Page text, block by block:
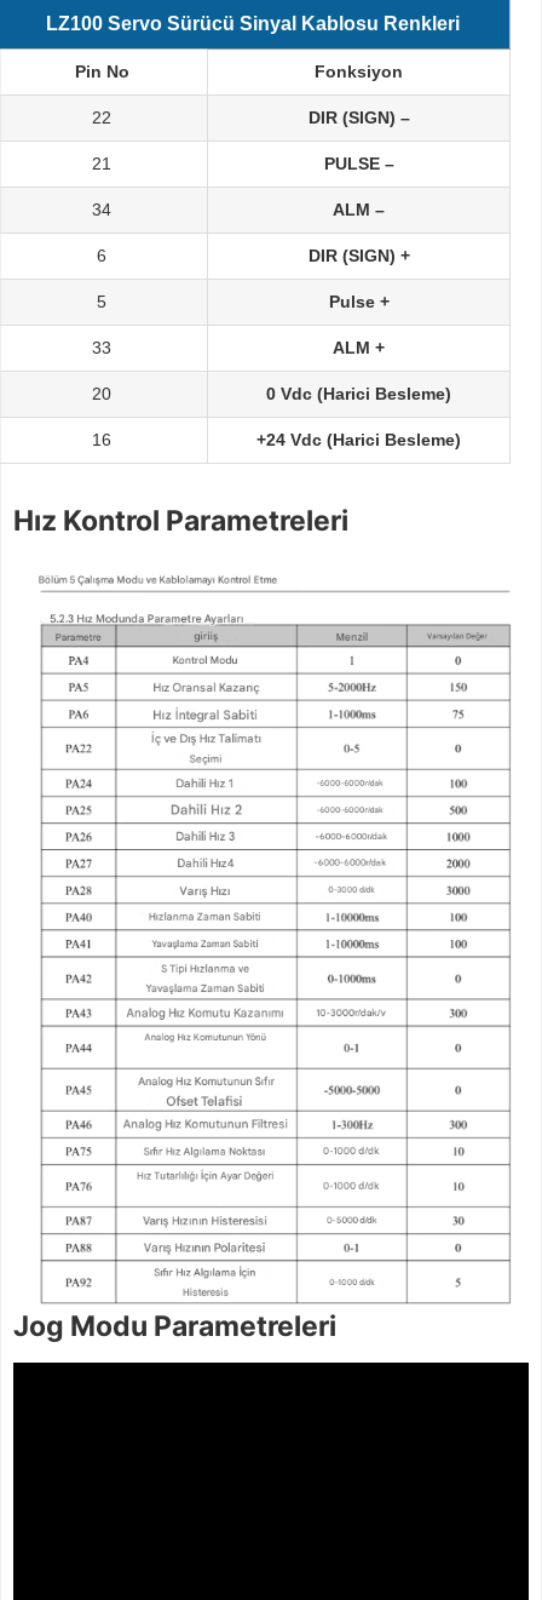
LZ100 Servo Sürücü Sinyal Kablosu Renkleri
Pin No Fonksiyon
22 DIR (SIGN) –
21 PULSE –
34 ALM –
6 DIR (SIGN) +
5 Pulse +
33 ALM +
20 0 Vdc (Harici Besleme)
16 +24 Vdc (Harici Besleme)
Hız Kontrol Parametreleri
Jog Modu Parametreleri